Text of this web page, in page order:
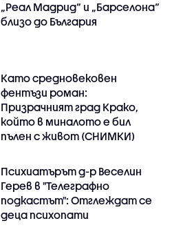
„Реал Мадрид“ и „Барселона“
близо до България
Като средновековен
фентъзи роман:
Призрачният град Крако,
който в миналото е бил
пълен с живот (СНИМКИ)
Психиатърът д-р Веселин
Герев в "Телеграфно
подкастът": Отглеждат се
деца психопати